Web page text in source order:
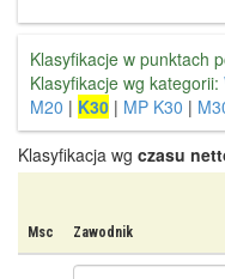
Klasyfikacje w punktach
Klasyfikacje wg kategorii:
M20 | K30 | MP K30 |
Klasyfikacja wg czasu
Msc Zawodnik